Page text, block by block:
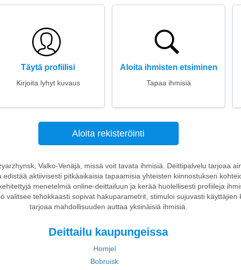
Täytä profiilisi
Kirjoita lyhyt kuvaus
Aloita ihmisten etsiminen
Tapaa ihmisiä
Aloita rekisteröinti
Valko-Venäjä, missä voit tavata ihmisiä. Deittipalvelu tarjoaa
edistää aktiivisesti pitkäaikaisia tapaamisia yhteisten kiinnostuksen
menetelmiä online-deittailuun ja kerää huolellisesti profiileja
valitsee tehokkaasti sopivat hakuparametrit, stimuloi sujuvasti käyttäjien
tarjoaa mahdollisuuden auttaa yksinäisiä ihmisiä.
Deittailu kaupungeissa
Homjel
Bobruisk